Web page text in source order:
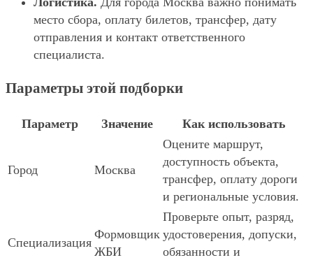
место сбора, оплату билетов, трансфер, дату
отправления и контакт ответственного
специалиста.
Параметры этой подборки
Параметр Значение Как использовать
Город Москва
Оцените маршрут,
доступность объекта,
трансфер, оплату дороги
и региональные условия.
Специализация
Формовщик
ЖБИ
Проверьте опыт, разряд,
удостоверения, допуски,
обязанности и